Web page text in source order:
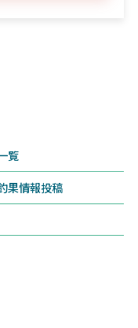
覧
果情報投稿